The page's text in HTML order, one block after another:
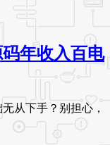
年收入百电
从下手？别担心，